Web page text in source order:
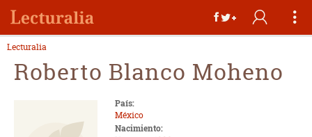
Lecturalia
Roberto Blanco Moheno
País:
México
Nacimiento: